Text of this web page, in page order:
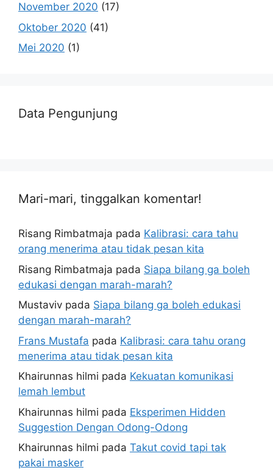
November 2020 (17)
Oktober 2020 (41)
Mei 2020 (1)
Data Pengunjung
Mari-mari, tinggalkan komentar!
Risang Rimbatmaja pada Kalibrasi: cara tahu
orang menerima atau tidak pesan kita
Risang Rimbatmaja pada Siapa bilang ga boleh
edukasi dengan marah-marah?
Mustaviv pada Siapa bilang ga boleh edukasi
dengan marah-marah?
Frans Mustafa pada Kalibrasi: cara tahu orang
menerima atau tidak pesan kita
Khairunnas hilmi pada Kekuatan komunikasi
lemah lembut
Khairunnas hilmi pada Eksperimen Hidden
Suggestion Dengan Odong-Odong
Khairunnas hilmi pada Takut covid tapi tak
pakai masker